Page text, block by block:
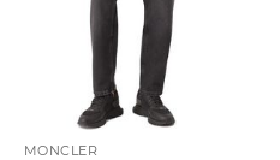
MONCLER